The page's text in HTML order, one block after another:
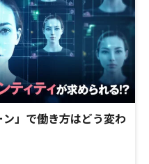
」で働き方はどう変わ